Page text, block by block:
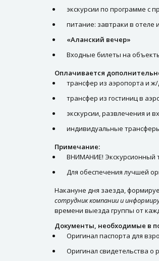
экскурсии по программе с
питание: завтраки в отеле
«Аланский вечер»
Входные билеты на
Оплачивается
трансфер из аэропорта и
трансфер из гостиниц в
экскурсии, развлечения и
индивидуальные
Примечание:
ВНИМАНИЕ! Экскурсионный
Для обеспечения лучшей
Накануне дня заезда,
сотрудник компании и
времени выезда группы от
Документы, необходимые в
Оригинал паспорта для
Оригинал свидетельства о